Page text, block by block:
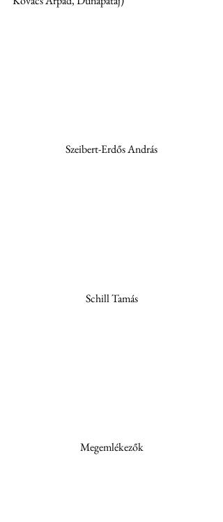
Szeibert-Erdős András
Schill Tamás
Megemlékezők